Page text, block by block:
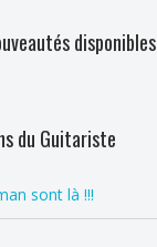
du Guitariste
sont là !!!